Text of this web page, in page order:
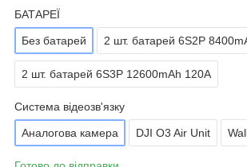
БАТАРЕЇ
Без батарей 2 шт. батарей 6S2P
2 шт. батарей 6S3P 12600mAh 120A
Система відеозв'язку
Аналогова камера DJI O3 Air Unit